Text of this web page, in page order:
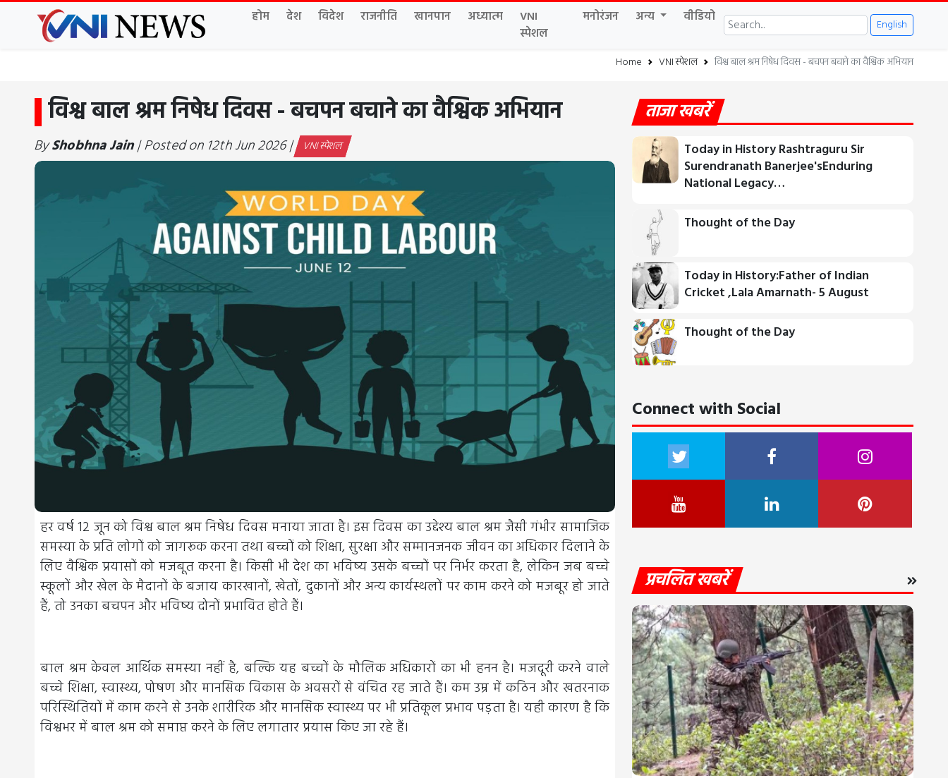
होम देश विदेश राजनीति खानपान अध्यात्म
VNI
स्पेशल
मनोरंजन अन्य वीडियो English
Home VNI स्पेशल विश्व बाल श्रम निषेध दिवस - बचपन बचाने का वैश्विक अभियान
विश्व बाल श्रम निषेध दिवस - बचपन बचाने का वैश्विक अभियान
ByShobhna Jain| Posted on 12th Jun 2026 | VNI स्पेशल
हर वर्ष 12 जून को विश्व बाल श्रम निषेध दिवस मनाया जाता है। इस दिवस का उद्देश्य बाल श्रम जैसी गंभीर सामाजिक
समस्या के प्रति लोगों को जागरूक करना तथा बच्चों को शिक्षा, सुरक्षा और सम्मानजनक जीवन का अधिकार दिलाने के
लिए वैश्विक प्रयासों को मजबूत करना है। किसी भी देश का भविष्य उसके बच्चों पर निर्भर करता है, लेकिन जब बच्चे
स्कूलों और खेल के मैदानों के बजाय कारखानों, खेतों, दुकानों और अन्य कार्यस्थलों पर काम करने को मजबूर हो जाते
हैं, तो उनका बचपन और भविष्य दोनों प्रभावित होते हैं।
बाल श्रम केवल आर्थिक समस्या नहीं है, बल्कि यह बच्चों के मौलिक अधिकारों का भी हनन है। मजदूरी करने वाले
बच्चे शिक्षा, स्वास्थ्य, पोषण और मानसिक विकास के अवसरों से वंचित रह जाते हैं। कम उम्र में कठिन और खतरनाक
परिस्थितियों में काम करने से उनके शारीरिक और मानसिक स्वास्थ्य पर भी प्रतिकूल प्रभाव पड़ता है। यही कारण है कि
विश्वभर में बाल श्रम को समाप्त करने के लिए लगातार प्रयास किए जा रहे हैं।
ताजा खबरें
Today in History Rashtraguru Sir
Surendranath Banerjee'sEnduring
National Legacy…
Thought of the Day
Today in History:Father of Indian
Cricket ,Lala Amarnath- 5 August
Thought of the Day
Connect with Social
प्रचलित खबरें